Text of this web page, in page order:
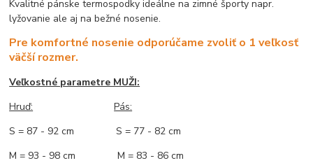
Kvalitné pánske termospodky ideálne na zimné športy napr.
lyžovanie ale aj na bežné nosenie.
Pre komfortné nosenie odporúčame zvoliť o 1 veľkosť
väčší rozmer.
Veľkostné parametre MUŽI:
Hruď:
Pás:
S = 87 - 92 cm S = 77 - 82 cm
M = 93 - 98 cm M = 83 - 86 cm